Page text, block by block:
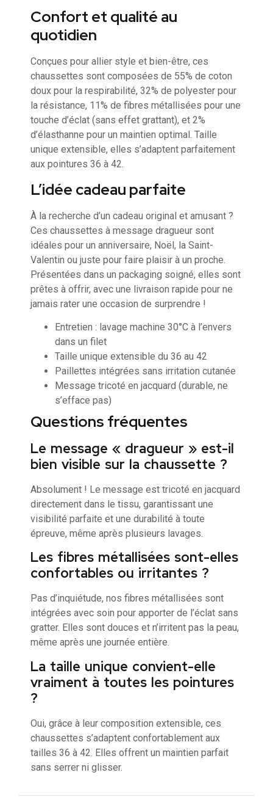
Confort et qualité au
quotidien
Conçues pour allier style et bien-être, ces
chaussettes sont composées de 55% de coton
doux pour la respirabilité, 32% de polyester pour
la résistance, 11% de fibres métallisées pour une
touche d’éclat (sans effet grattant), et 2%
d’élasthanne pour un maintien optimal. Taille
unique extensible, elles s’adaptent parfaitement
aux pointures 36 à 42.
L’idée cadeau parfaite
À la recherche d’un cadeau original et amusant ?
Ces chaussettes à message dragueur sont
idéales pour un anniversaire, Noël, la Saint-
Valentin ou juste pour faire plaisir à un proche.
Présentées dans un packaging soigné, elles sont
prêtes à offrir, avec une livraison rapide pour ne
jamais rater une occasion de surprendre !
Entretien : lavage machine 30°C à l’envers
dans un filet
Taille unique extensible du 36 au 42
Paillettes intégrées sans irritation cutanée
Message tricoté en jacquard (durable, ne
s’efface pas)
Questions fréquentes
Le message « dragueur » est-il
bien visible sur la chaussette ?
Absolument ! Le message est tricoté en jacquard
directement dans le tissu, garantissant une
visibilité parfaite et une durabilité à toute
épreuve, même après plusieurs lavages.
Les fibres métallisées sont-elles
confortables ou irritantes ?
Pas d’inquiétude, nos fibres métallisées sont
intégrées avec soin pour apporter de l’éclat sans
gratter. Elles sont douces et n’irritent pas la peau,
même après une journée entière.
La taille unique convient-elle
vraiment à toutes les pointures
?
Oui, grâce à leur composition extensible, ces
chaussettes s’adaptent confortablement aux
tailles 36 à 42. Elles offrent un maintien parfait
sans serrer ni glisser.